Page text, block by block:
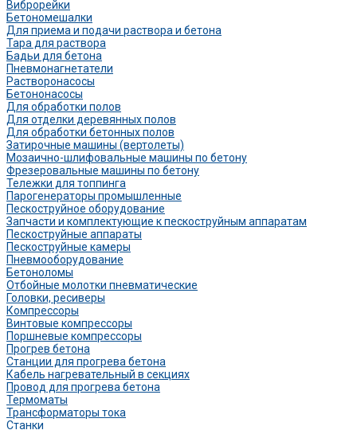
Виброрейки
Бетономешалки
Для приема и подачи раствора и бетона
Тара для раствора
Бадьи для бетона
Пневмонагнетатели
Растворонасосы
Бетононасосы
Для обработки полов
Для отделки деревянных полов
Для обработки бетонных полов
Затирочные машины (вертолеты)
Мозаично-шлифовальные машины по бетону
Фрезеровальные машины по бетону
Тележки для топпинга
Парогенераторы промышленные
Пескоструйное оборудование
Запчасти и комплектующие к пескоструйным аппаратам
Пескоструйные аппараты
Пескоструйные камеры
Пневмооборудование
Бетоноломы
Отбойные молотки пневматические
Головки, ресиверы
Компрессоры
Винтовые компрессоры
Поршневые компрессоры
Прогрев бетона
Станции для прогрева бетона
Кабель нагревательный в секциях
Провод для прогрева бетона
Термоматы
Трансформаторы тока
Станки